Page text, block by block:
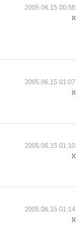
2005.06.15 00:58
2005.06.15 01:07
2005.06.15 01:10
2005.06.15 01:14